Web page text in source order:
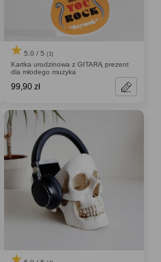
5.0 / 5 (1)
Kartka urodzinowa z GITARĄ prezent
dla młodego muzyka
99,90 zł